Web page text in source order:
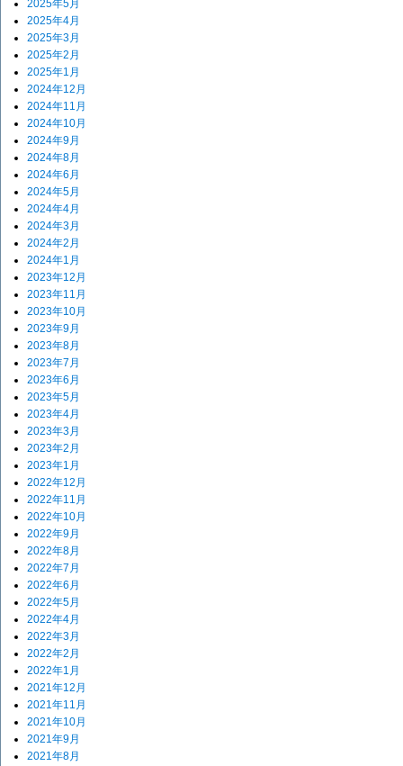
2025年5月
2025年4月
2025年3月
2025年2月
2025年1月
2024年12月
2024年11月
2024年10月
2024年9月
2024年8月
2024年6月
2024年5月
2024年4月
2024年3月
2024年2月
2024年1月
2023年12月
2023年11月
2023年10月
2023年9月
2023年8月
2023年7月
2023年6月
2023年5月
2023年4月
2023年3月
2023年2月
2023年1月
2022年12月
2022年11月
2022年10月
2022年9月
2022年8月
2022年7月
2022年6月
2022年5月
2022年4月
2022年3月
2022年2月
2022年1月
2021年12月
2021年11月
2021年10月
2021年9月
2021年8月